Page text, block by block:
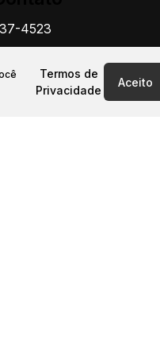
Termos de
Privacidade
Aceito
4523